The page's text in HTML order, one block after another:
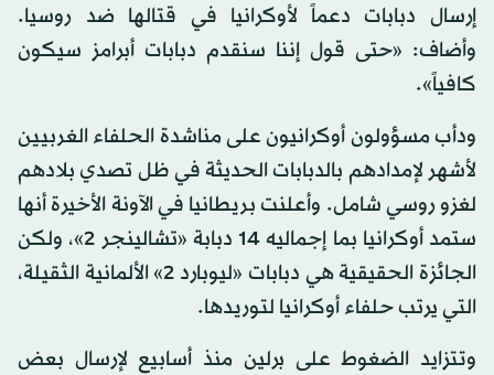
إرسال دبابات دعماً لأوكرانيا في قتالها ضد روسيا.
وأضاف: «حتى قول إننا سنقدم دبابات أبرامز سيكون
كافياً».
ودأب مسؤولون أوكرانيون على مناشدة الحلفاء الغربيين
لأشهر لإمدادهم بالدبابات الحديثة في ظل تصدي بلادهم
لغزو روسي شامل. وأعلنت بريطانيا في الآونة الأخيرة أنها
ستمد أوكرانيا بما إجماليه 14 دبابة «تشالينجر 2»، ولكن
الجائزة الحقيقية هي دبابات «ليوبارد 2» الألمانية الثقيلة،
التي يرتب حلفاء أوكرانيا لتوريدها.
وتتزايد الضغوط على برلين منذ أسابيع لإرسال بعض